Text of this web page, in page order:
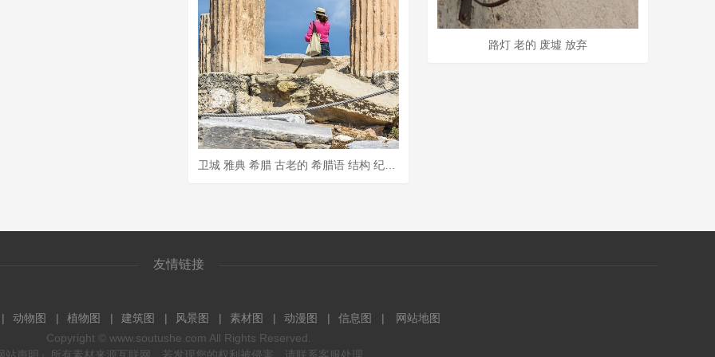
路灯 老的 废墟 放弃
友情链接
动物图 植物图 建筑图 风景图 素材图 动漫图 信息图
网站地图
Copyright © www.soutushe.com All Rights Reserved.
站声明』所有素材来源互联网，若发现您的权利被侵害，请联系客服处理。